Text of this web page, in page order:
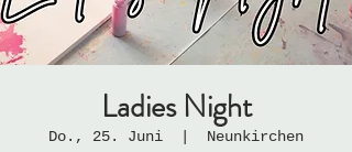
Ladies Night
Do., 25. Juni Neunkirchen